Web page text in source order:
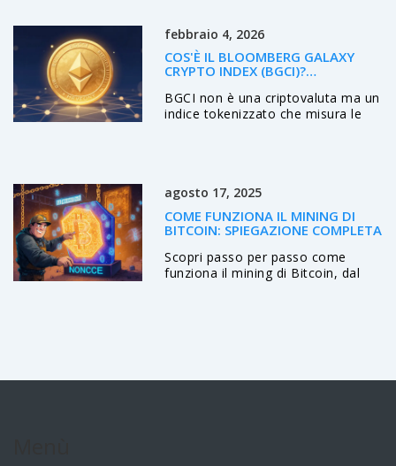
febbraio 4, 2026
COS'È IL BLOOMBERG GALAXY
CRYPTO INDEX (BGCI)?
BGCI non è una criptovaluta ma un
indice tokenizzato che misura le
mercato di $84k, è un prodotto
niche nel DeFi. Si negozia solo su
exchange decentralizzate.
agosto 17, 2025
COME FUNZIONA IL MINING DI
BITCOIN: SPIEGAZIONE COMPLETA
Scopri passo per passo come
funziona il mining di Bitcoin, dal